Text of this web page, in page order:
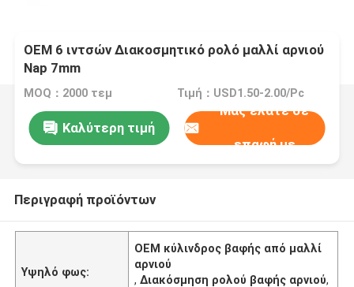
OEM 6 ιντσών Διακοσμητικό ρολό μαλλί αρνιού
Nap 7mm
MOQ：2000 τεμ Τιμή：USD1.50-2.00/Pc
Καλύτερη τιμή
Μας ελάτε σε
επαφή με
Περιγραφή προϊόντων
Υψηλό φως:
ΟΕΜ κύλινδρος βαφής από μαλλί
αρνιού
,Διακόσμηση ρολού βαφής αρνιού,